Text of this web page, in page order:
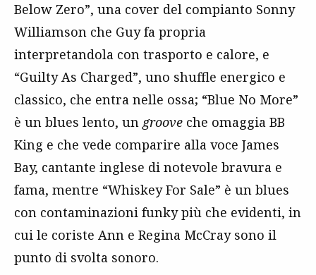
Below Zero”, una cover del compianto Sonny
Williamson che Guy fa propria
interpretandola con trasporto e calore, e
“Guilty As Charged”, uno shuffle energico e
classico, che entra nelle ossa; “Blue No More”
è un blues lento, un groove che omaggia BB
King e che vede comparire alla voce James
Bay, cantante inglese di notevole bravura e
fama, mentre “Whiskey For Sale” è un blues
con contaminazioni funky più che evidenti, in
cui le coriste Ann e Regina McCray sono il
punto di svolta sonoro.